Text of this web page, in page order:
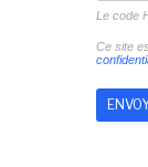
Le code
Ce site